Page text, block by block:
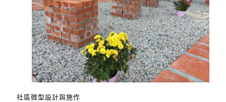
社區微型設計與施作